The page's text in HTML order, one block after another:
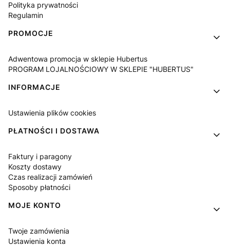
Polityka prywatności
Regulamin
PROMOCJE
Adwentowa promocja w sklepie Hubertus
PROGRAM LOJALNOŚCIOWY W SKLEPIE "HUBERTUS"
INFORMACJE
Ustawienia plików cookies
PŁATNOŚCI I DOSTAWA
Faktury i paragony
Koszty dostawy
Czas realizacji zamówień
Sposoby płatności
MOJE KONTO
Twoje zamówienia
Ustawienia konta